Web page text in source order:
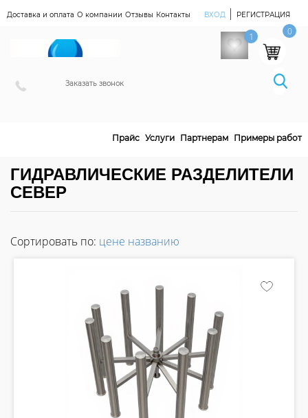
Доставка и оплата О компании Отзывы Контакты
ВХОД | РЕГИСТРАЦИЯ
Заказать звонок
1 0
Прайс Услуги Партнерам Примеры работ
ГИДРАВЛИЧЕСКИЕ РАЗДЕЛИТЕЛИ
СЕВЕР
Сортировать по: цене названию